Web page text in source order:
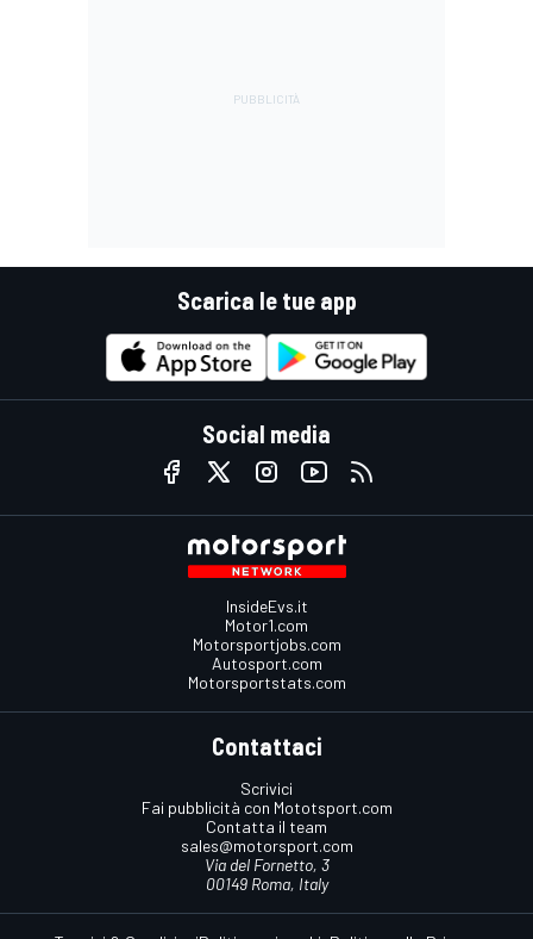
Scarica le tue app
Social media
InsideEvs.it
Motor1.com
Motorsportjobs.com
Autosport.com
Motorsportstats.com
Contattaci
Scrivici
Fai pubblicità con Mototsport.com
Contatta il team
sales@motorsport.com
Via del Fornetto, 3
00149 Roma, Italy